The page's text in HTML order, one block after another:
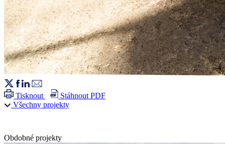
Tisknout
Stáhnout PDF
Všechny projekty
Obdobné projekty